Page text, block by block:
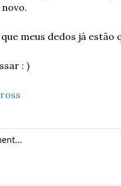
meus dedos já
: )